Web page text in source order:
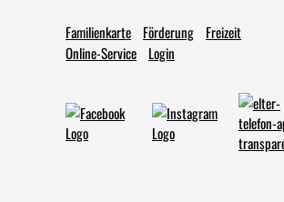
Familienkarte Förderung
Freizeit
Online-Service
Login